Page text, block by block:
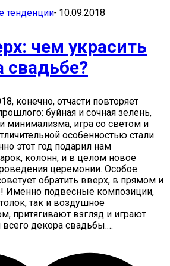
тенденции- 10.09.2018
чем украсить
свадьбе?
конечно, отчасти повторяет
буйная и сочная зелень,
минимализма, игра со светом и
особенностью стали
этот год подарил нам
колонн, и в целом новое
церемонии. Особое
обратить вверх, в прямом и
Именно подвесные композиции,
так и воздушное
притягивают взгляд и играют
декора свадьбы.…